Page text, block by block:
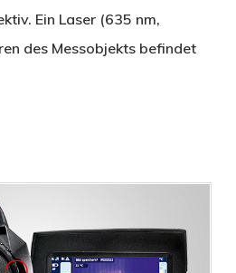
Ein Laser (635 nm,
des Messobjekts befindet